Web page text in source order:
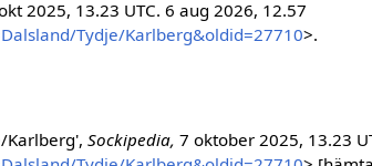
2025, 13.23 UTC. 6 aug 2026, 12.57
Tydje/Karlberg&oldid=27710>.
Karlberg',Sockipedia, 7 oktober 2025, 13.23